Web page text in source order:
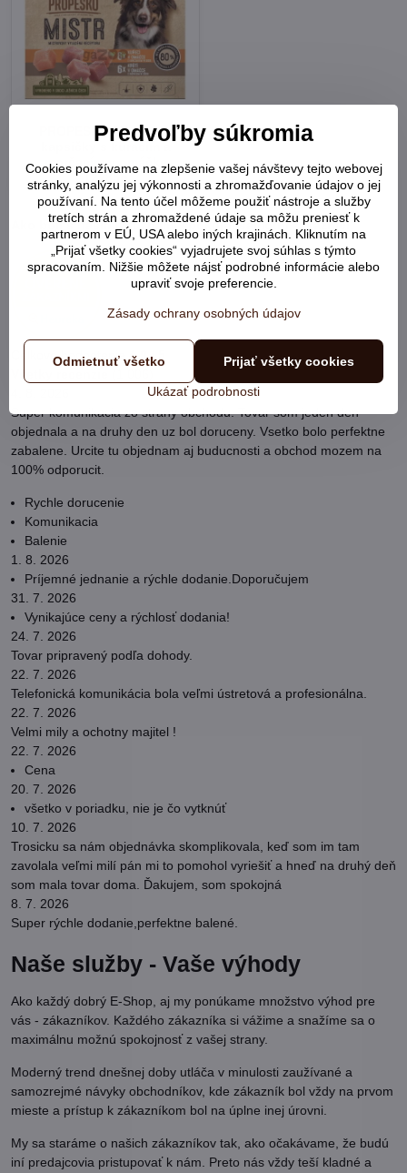
PROPESKO Mistr dog
morčacím v omáčke
12x85g
Ako boli s našimi službami spokojní samotní zákazníci:
Celkové hodnotenie
4.9 / 5
Všetky recenzie
Super komunikacia zo strany obchodu. Tovar som jeden den
objednala a na druhy den uz bol doruceny. Vsetko bolo perfektne
zabalene. Urcite tu objednam aj buducnosti a obchod mozem na
100% odporucit.
Rychle dorucenie
Komunikacia
Balenie
1. 8. 2026
Príjemné jednanie a rýchle dodanie.Doporučujem
31. 7. 2026
Vynikajúce ceny a rýchlosť dodania!
24. 7. 2026
Tovar pripravený podľa dohody.
22. 7. 2026
Telefonická komunikácia bola veľmi ústretová a profesionálna.
22. 7. 2026
Velmi mily a ochotny majitel !
22. 7. 2026
Cena
20. 7. 2026
všetko v poriadku, nie je čo vytknúť
10. 7. 2026
Trosicku sa nám objednávka skomplikovala, keď som im tam
zavolala veľmi milí pán mi to pomohol vyriešiť a hneď na druhý deň
som mala tovar doma. Ďakujem, som spokojná
8. 7. 2026
Super rýchle dodanie,perfektne balené.
Naše služby - Vaše výhody
Ako každý dobrý E-Shop, aj my ponúkame množstvo výhod pre
vás - zákazníkov. Každého zákazníka si vážime a snažíme sa o
maximálnu možnú spokojnosť z vašej strany.
Moderný trend dnešnej doby utláča v minulosti zaužívané a
samozrejmé návyky obchodníkov, kde zákazník bol vždy na prvom
mieste a prístup k zákazníkom bol na úplne inej úrovni.
My sa staráme o našich zákazníkov tak, ako očakávame, že budú
iní predajcovia pristupovať k nám. Preto nás vždy teší kladné a
Predvoľby súkromia
Cookies používame na zlepšenie vašej návštevy tejto webovej
stránky, analýzu jej výkonnosti a zhromažďovanie údajov o jej
používaní. Na tento účel môžeme použiť nástroje a služby
tretích strán a zhromaždené údaje sa môžu preniesť k
partnerom v EÚ, USA alebo iných krajinách. Kliknutím na
„Prijať všetky cookies“ vyjadrujete svoj súhlas s týmto
spracovaním. Nižšie môžete nájsť podrobné informácie alebo
upraviť svoje preferencie.
Zásady ochrany osobných údajov
Ukázať podrobnosti
Prijať všetky cookies
Odmietnuť všetko